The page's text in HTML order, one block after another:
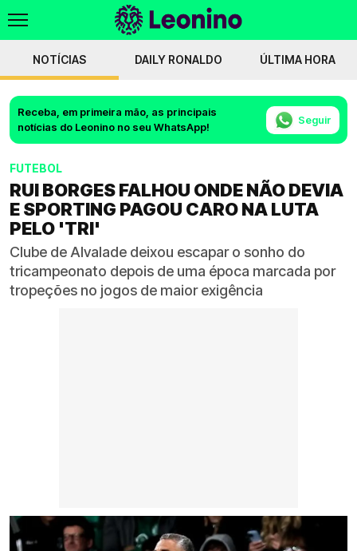
NOTÍCIAS DAILY RONALDO ÚLTIMA HORA
Receba, em primeira mão, as principais
notícias do Leonino no seu WhatsApp!
Seguir
FUTEBOL
RUI BORGES FALHOU ONDE NÃO DEVIA
E SPORTING PAGOU CARO NA LUTA
PELO 'TRI'
Clube de Alvalade deixou escapar o sonho do
tricampeonato depois de uma época marcada por
tropeções no jogos de maior exigência